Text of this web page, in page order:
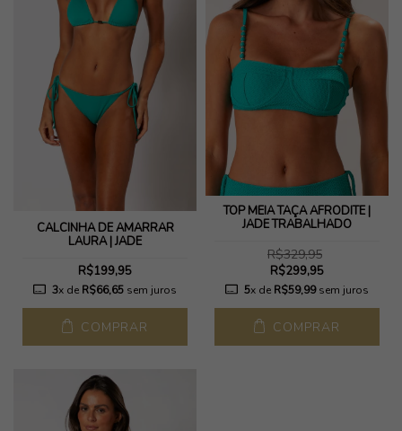
CALCINHA DE AMARRAR
LAURA | JADE
R$199,95
3x de R$66,65sem juros
COMPRAR
TOP MEIA TAÇA AFRODITE |
JADE TRABALHADO
R$329,95
R$299,95
5x de R$59,99sem juros
COMPRAR